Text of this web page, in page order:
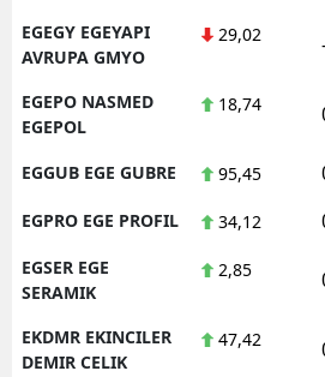
EGEGY EGEYAPI
AVRUPA GMYO
29,02
EGEPO NASMED
EGEPOL
18,74
EGGUB EGE GUBRE 95,45
EGPRO EGE PROFIL 34,12
EGSER EGE
SERAMIK
2,85
EKDMR EKINCILER
DEMIR CELIK
47,42